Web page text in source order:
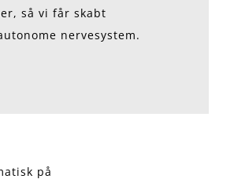
så vi får skabt
nervesystem.
på